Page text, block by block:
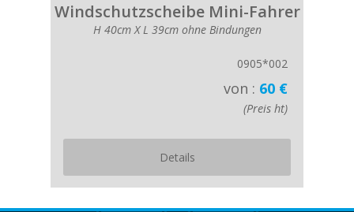
Windschutzscheibe Mini-Fahrer
H 40cm X L 39cm ohne Bindungen
0905*002
von : 60 €
(Preis ht)
Details